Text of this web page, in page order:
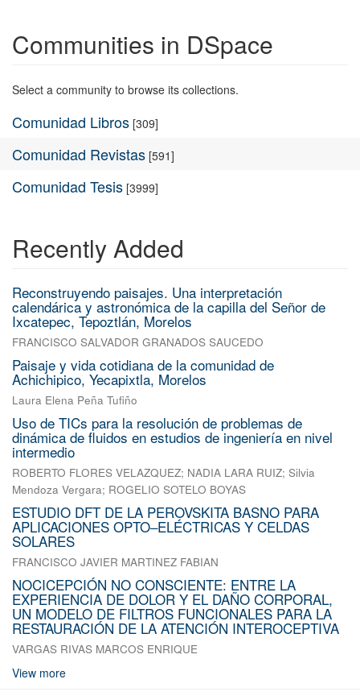
Communities in DSpace
Select a community to browse its collections.
Comunidad Libros [309]
Comunidad Revistas [591]
Comunidad Tesis [3999]
Recently Added
Reconstruyendo paisajes. Una interpretación
calendárica y astronómica de la capilla del Señor de
Ixcatepec, Tepoztlán, Morelos
FRANCISCO SALVADOR GRANADOS SAUCEDO
Paisaje y vida cotidiana de la comunidad de
Achichipico, Yecapixtla, Morelos
Laura Elena Peña Tufiño
Uso de TICs para la resolución de problemas de
dinámica de fluidos en estudios de ingeniería en nivel
intermedio
ROBERTO FLORES VELAZQUEZ; NADIA LARA RUIZ; Silvia
Mendoza Vergara; ROGELIO SOTELO BOYAS
ESTUDIO DFT DE LA PEROVSKITA BASNO PARA
APLICACIONES OPTO–ELÉCTRICAS Y CELDAS
SOLARES
FRANCISCO JAVIER MARTINEZ FABIAN
NOCICEPCIÓN NO CONSCIENTE: ENTRE LA
EXPERIENCIA DE DOLOR Y EL DAÑO CORPORAL,
UN MODELO DE FILTROS FUNCIONALES PARA LA
RESTAURACIÓN DE LA ATENCIÓN INTEROCEPTIVA
VARGAS RIVAS MARCOS ENRIQUE
View more